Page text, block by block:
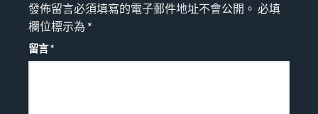
發佈留言必須填寫的電子郵件地址不會公開。 必填
欄位標示為 *
留言*